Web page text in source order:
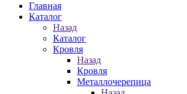
Главная
Каталог
Назад
Каталог
Кровля
Назад
Кровля
Металлочерепица